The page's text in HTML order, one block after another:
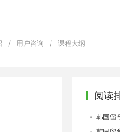
/ 用户咨询 / 课程大纲
阅读
韩国留